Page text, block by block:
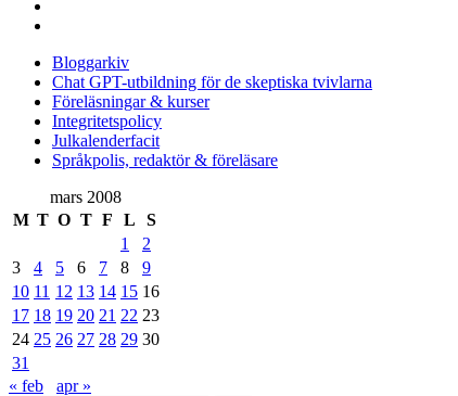
Bloggarkiv
Chat GPT-utbildning för de skeptiska tvivlarna
Föreläsningar & kurser
Integritetspolicy
Julkalenderfacit
Språkpolis, redaktör & föreläsare
Sidopanel
mars 2008
M T O T F L
S
1
2
3
4 5 6 7 8
9
10 11 12 13 14 15 16
17 18 19 20 21 22 23
24 25 26 27 28 29 30
31
« feb
apr »